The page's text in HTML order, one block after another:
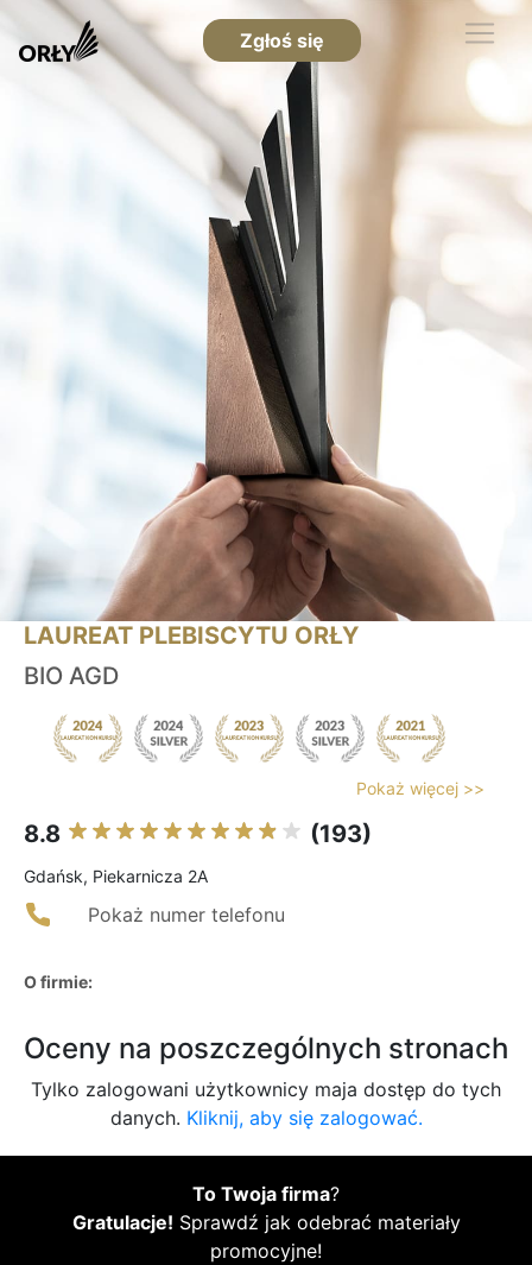
Zgłoś się
LAUREAT PLEBISCYTU ORŁY
BIO AGD
Pokaż więcej >>
8.8 (193)
Gdańsk, Piekarnicza 2A
Pokaż numer telefonu
O firmie:
Oceny na poszczególnych stronach
Tylko zalogowani użytkownicy maja dostęp do tych
danych. Kliknij, aby się zalogować.
To Twoja firma?
Gratulacje! Sprawdź jak odebrać materiały
promocyjne!